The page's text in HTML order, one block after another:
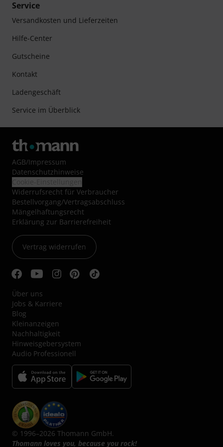
Service
Versandkosten und Lieferzeiten
Hilfe-Center
Gutscheine
Kontakt
Ladengeschäft
Service im Überblick
AGB/Impressum
Datenschutzhinweise
Widerrufsrecht für Verbraucher
Bestellvorgang/Vertragsabschluss
Mängelhaftungsrecht
Erklärung zur Barrierefreiheit
Vertrag widerrufen
Über uns
Jobs & Karriere
Blog
Kleinanzeigen
Nachhaltigkeit
Hinweisgebersystem
Audio Professionell
© 1996–2026 Thomann GmbH.
Thomann loves you, because you rock!